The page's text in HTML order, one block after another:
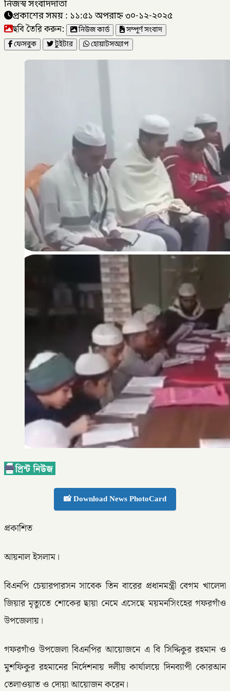
নিজস্ব সংবাদদাতা
প্রকাশের সময় : ১১:৫১ অপরাহ্ন ৩০-১২-২০২৫
ছবি তৈরি করুন: নিউজ কার্ড
সম্পূর্ণ সংবাদ
ফেসবুক
টুইটার হোয়াটসঅ্যাপ
📸 Download News PhotoCard
প্রকাশিত
আয়নাল ইসলাম।
বিএনপি চেয়ারপারসন সাবেক তিন বারের প্রধানমন্ত্রী বেগম খালেদা
জিয়ার মৃত্যুতে শোকের ছায়া নেমে এসেছে ময়মনসিংহের গফরগাঁও
উপজেলায়।
গফরগাঁও উপজেলা বিএনপির আয়োজনে এ বি সিদ্দিকুর রহমান ও
মুশফিকুর রহমানের নির্দেশনায় দলীয় কার্যালয়ে দিনব্যাপী কোরআন
তেলাওয়াত ও দোয়া আয়োজন করেন।